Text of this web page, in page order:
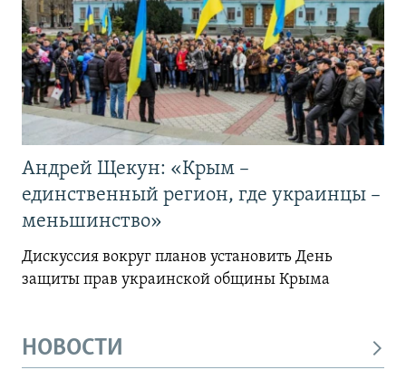
Андрей Щекун: «Крым –
единственный регион, где украинцы –
меньшинство»
Дискуссия вокруг планов установить День
защиты прав украинской общины Крыма
НОВОСТИ